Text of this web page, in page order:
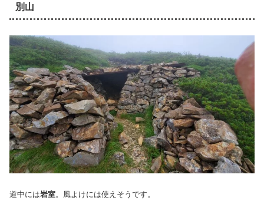
別山
道中には岩室。風よけには使えそうです。